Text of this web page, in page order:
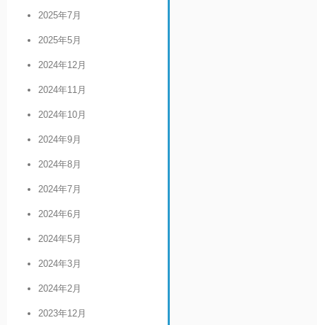
2025年7月
2025年5月
2024年12月
2024年11月
2024年10月
2024年9月
2024年8月
2024年7月
2024年6月
2024年5月
2024年3月
2024年2月
2023年12月